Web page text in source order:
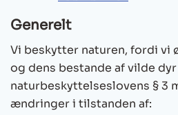
Generelt
Vi beskytter naturen, fordi vi
og dens bestande af vilde
naturbeskyttelseslovens § 3
ændringer i tilstanden af: